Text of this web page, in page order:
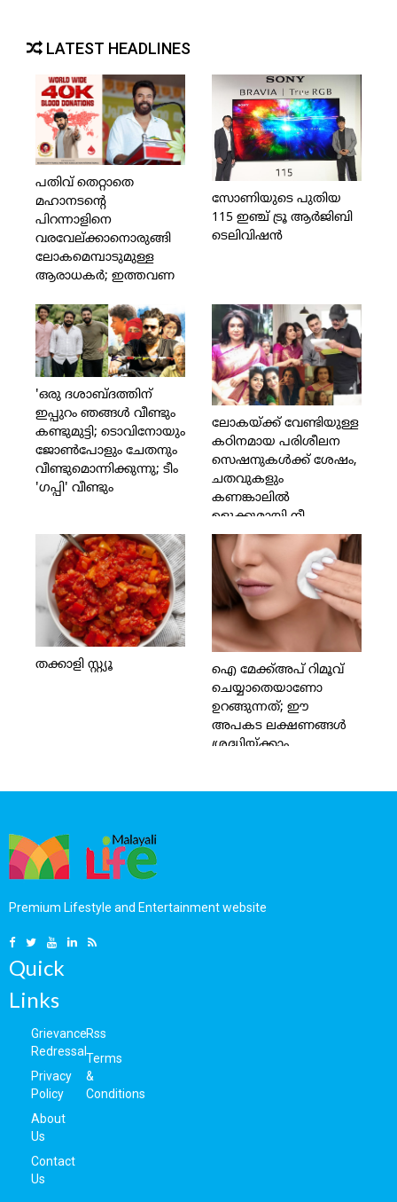
LATEST HEADLINES
പതിവ് തെറ്റാതെ
മഹാനടന്റെ
പിറന്നാളിനെ
വരവേല്ക്കാനൊരുങ്ങി
ലോകമെമ്പാടുമുള്ള
ആരാധകര്‍; ഇത്തവണ
പങ്കെടുക്കുക 17
രാജ്യങ്ങളിലായി 40,000
പേര്‍
സോണിയുടെ പുതിയ
115 ഇഞ്ച് ട്രൂ ആര്‍ജിബി
ടെലിവിഷന്‍
'ഒരു ദശാബ്ദത്തിന്
ഇപ്പുറം ഞങ്ങള്‍ വീണ്ടും
കണ്ടുമുട്ടി; ടൊവിനോയും
ജോണ്‍പോളും ചേതനും
വീണ്ടുമൊന്നിക്കുന്നു; ടീം
'ഗപ്പി' വീണ്ടും
ലോകയ്ക്ക് വേണ്ടിയുള്ള
കഠിനമായ പരിശീലന
സെഷനുകള്‍ക്ക് ശേഷം,
ചതവുകളും
കണങ്കാലില്‍
ഉളുക്കുമായി നീ
വീട്ടിലേക്ക് വന്ന
ദിവസങ്ങളാണ്
അമ്മയെന്ന നിലയില്‍
ഓര്‍ക്കുന്നത്;ക്രാഫ്റ്റിനോടുള്ള
നിന്റെ സമര്‍പ്പണവും
അച്ചടക്കവും
അഭിനിവേശവും എല്ലാ
ദിവസവും എന്നെ
പ്രചോദിപ്പിക്കുന്നു;
കല്യാണിക്കൊപ്പം
സ്‌ക്രീന്‍ പങ്കിട്ട
സന്തോഷം പങ്കിട്ട്
തക്കാളി സ്റ്റ്യൂ
ഐ മേക്ക്അപ് റിമൂവ്
ചെയ്യാതെയാണോ
ഉറങ്ങുന്നത്; ഈ
അപകട ലക്ഷണങ്ങള്‍
ശ്രദ്ധിയ്ക്കാം
Premium Lifestyle and Entertainment website
Quick
Links
Grievance
Redressal
Privacy
Policy
About
Us
Contact
Us
Rss
Terms
&
Conditions